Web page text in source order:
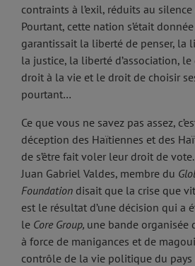
contraints à l’exil, réduits au
Pourtant, cette nation s’était
garantissait la liberté de penser, la
la justice, la liberté d’association,
droit à la vie et le droit de choisir
pourtant…
Ce que vous ne savez pas assez,
déception des Haïtiennes et des
de s’être fait voler leur droit de
Juan Gabriel Valdes, membre du
Foundation disait que la crise que
est le résultat d’une décision qui a
le Core Group, une bande organisée
à force de manigances et de
contrôle de la vie politique du pays